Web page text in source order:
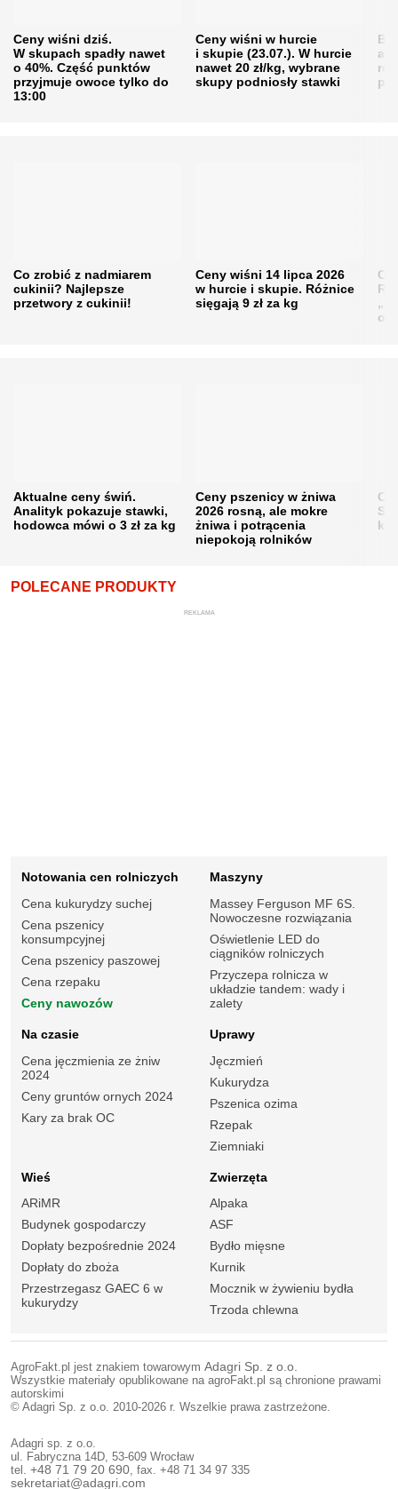
Ceny wiśni dziś.
W skupach spadły nawet
o 40%. Część punktów
przyjmuje owoce tylko do
13:00
Ceny wiśni w hurcie
i skupie (23.07.). W hurcie
nawet 20 zł/kg, wybrane
skupy podniosły stawki
Co zrobić z nadmiarem
cukinii? Najlepsze
przetwory z cukinii!
Ceny wiśni 14 lipca 2026
w hurcie i skupie. Różnice
sięgają 9 zł za kg
Aktualne ceny świń.
Analityk pokazuje stawki,
hodowca mówi o 3 zł za kg
Ceny pszenicy w żniwa
2026 rosną, ale mokre
żniwa i potrącenia
niepokoją rolników
POLECANE PRODUKTY
REKLAMA
Notowania cen rolniczych
Cena kukurydzy suchej
Cena pszenicy
konsumpcyjnej
Cena pszenicy paszowej
Cena rzepaku
Ceny nawozów
Maszyny
Massey Ferguson MF 6S.
Nowoczesne rozwiązania
Oświetlenie LED do
ciągników rolniczych
Przyczepa rolnicza w
układzie tandem: wady i
zalety
Na czasie
Cena jęczmienia ze żniw
2024
Ceny gruntów ornych 2024
Kary za brak OC
Uprawy
Jęczmień
Kukurydza
Pszenica ozima
Rzepak
Ziemniaki
Wieś
ARiMR
Budynek gospodarczy
Dopłaty bezpośrednie 2024
Dopłaty do zboża
Przestrzegasz GAEC 6 w
kukurydzy
Zwierzęta
Alpaka
ASF
Bydło mięsne
Kurnik
Mocznik w żywieniu bydła
Trzoda chlewna
AgroFakt.pl jest znakiem towarowym Adagri Sp. z o.o.
Wszystkie materiały opublikowane na agroFakt.pl są chronione prawami
autorskimi
© Adagri Sp. z o.o. 2010-2026 r. Wszelkie prawa zastrzeżone.
Adagri sp. z o.o.
ul. Fabryczna 14D, 53-609 Wrocław
tel. +48 71 79 20 690 , fax. +48 71 34 97 335
sekretariat@adagri.com